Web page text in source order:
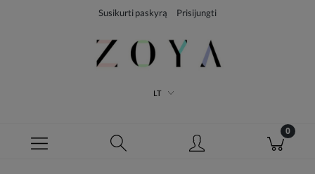
Susikurti paskyrą Prisijungti
LT